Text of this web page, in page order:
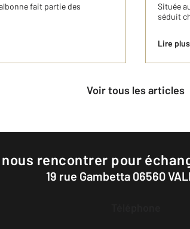
fait partie des
Située
séduit
Lire plus
Voir tous les articles
nous rencontrer pour
19 rue Gambetta 06560
Téléphone